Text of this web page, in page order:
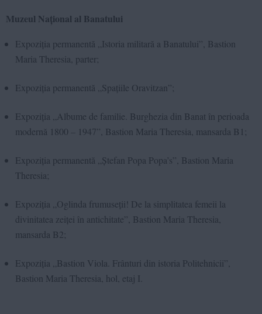
Muzeul Național al Banatului
Expoziția permanentă „Istoria militară a Banatului”, Bastion
Maria Theresia, parter;
Expoziția permanentă „Spațiile Oravitzan”;
Expoziția „Albume de familie. Burghezia din Banat în perioada
modernă 1800 – 1947”, Bastion Maria Theresia, mansarda B1;
Expoziția permanentă „Ștefan Popa Popa’s”, Bastion Maria
Theresia;
Expoziția „Oglinda frumuseții! De la simplitatea femeii la
divinitatea zeiței în antichitate”, Bastion Maria Theresia,
mansarda B2;
Expoziția „Bastion Viola. Frânturi din istoria Politehnicii”,
Bastion Maria Theresia, hol, etaj I.